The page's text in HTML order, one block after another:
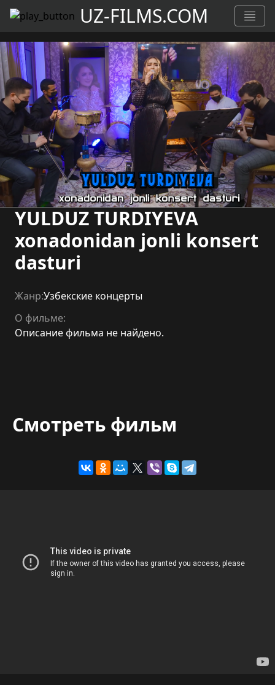
UZ-FILMS.COM
YULDUZ TURDIYEVA
xonadonidan jonli konsert
dasturi
Жанр:Узбекские концерты
О фильме:
Описание фильма не найдено.
Смотреть фильм